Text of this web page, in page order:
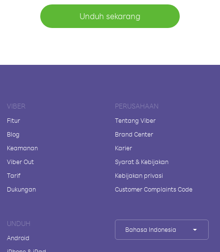
Unduh sekarang
VIBER
Fitur
Blog
Keamanan
Viber Out
Tarif
Dukungan
PERUSAHAAN
Tentang Viber
Brand Center
Karier
Syarat & Kebijakan
Kebijakan privasi
Customer Complaints Code
UNDUH
Android
Bahasa Indonesia